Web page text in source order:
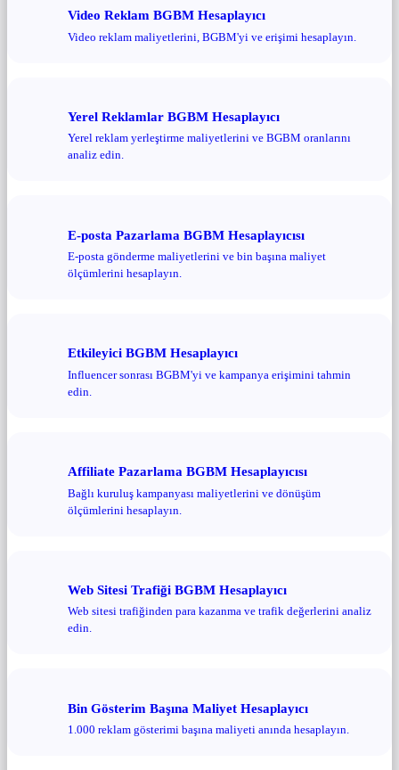
Video Reklam BGBM Hesaplayıcı
Video reklam maliyetlerini, BGBM'yi ve erişimi hesaplayın.
Yerel Reklamlar BGBM Hesaplayıcı
Yerel reklam yerleştirme maliyetlerini ve BGBM oranlarını
analiz edin.
E-posta Pazarlama BGBM Hesaplayıcısı
E-posta gönderme maliyetlerini ve bin başına maliyet
ölçümlerini hesaplayın.
Etkileyici BGBM Hesaplayıcı
Influencer sonrası BGBM'yi ve kampanya erişimini tahmin
edin.
Affiliate Pazarlama BGBM Hesaplayıcısı
Bağlı kuruluş kampanyası maliyetlerini ve dönüşüm
ölçümlerini hesaplayın.
Web Sitesi Trafiği BGBM Hesaplayıcı
Web sitesi trafiğinden para kazanma ve trafik değerlerini analiz
edin.
Bin Gösterim Başına Maliyet Hesaplayıcı
1.000 reklam gösterimi başına maliyeti anında hesaplayın.